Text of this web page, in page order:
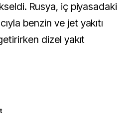
Rusya, iç piyasadaki
benzin ve jet yakıtı
dizel yakıt